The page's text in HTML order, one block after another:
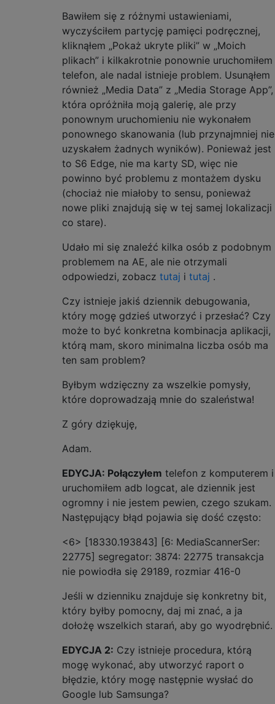
Bawiłem się z różnymi ustawieniami,
wyczyściłem partycję pamięci podręcznej,
kliknąłem „Pokaż ukryte pliki” w „Moich
plikach” i kilkakrotnie ponownie uruchomiłem
telefon, ale nadal istnieje problem. Usunąłem
również „Media Data” z „Media Storage App”,
która opróżniła moją galerię, ale przy
ponownym uruchomieniu nie wykonałem
ponownego skanowania (lub przynajmniej nie
uzyskałem żadnych wyników). Ponieważ jest
to S6 Edge, nie ma karty SD, więc nie
powinno być problemu z montażem dysku
(chociaż nie miałoby to sensu, ponieważ
nowe pliki znajdują się w tej samej lokalizacji
co stare).
Udało mi się znaleźć kilka osób z podobnym
problemem na AE, ale nie otrzymali
odpowiedzi, zobacz tutaj i tutaj .
Czy istnieje jakiś dziennik debugowania,
który mogę gdzieś utworzyć i przesłać? Czy
może to być konkretna kombinacja aplikacji,
którą mam, skoro minimalna liczba osób ma
ten sam problem?
Byłbym wdzięczny za wszelkie pomysły,
które doprowadzają mnie do szaleństwa!
Z góry dziękuję,
Adam.
EDYCJA: Połączyłem telefon z komputerem i
uruchomiłem adb logcat, ale dziennik jest
ogromny i nie jestem pewien, czego szukam.
Następujący błąd pojawia się dość często:
<6> [18330.193843] [6: MediaScannerSer:
22775] segregator: 3874: 22775 transakcja
nie powiodła się 29189, rozmiar 416-0
Jeśli w dzienniku znajduje się konkretny bit,
który byłby pomocny, daj mi znać, a ja
dołożę wszelkich starań, aby go wyodrębnić.
EDYCJA 2: Czy istnieje procedura, którą
mogę wykonać, aby utworzyć raport o
błędzie, który mogę następnie wysłać do
Google lub Samsunga?